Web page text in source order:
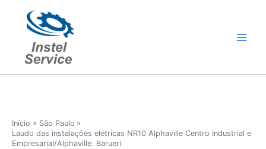
conteúdo
Início
São Paulo
Laudo das instalações elétricas NR10 Alphaville Centro Industrial e
Empresarial/Alphaville. Barueri